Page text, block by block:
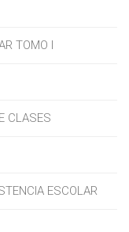
TOMO I
CLASES
ESCOLAR